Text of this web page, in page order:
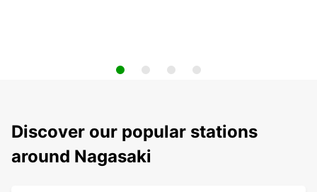
Discover our popular stations
around Nagasaki